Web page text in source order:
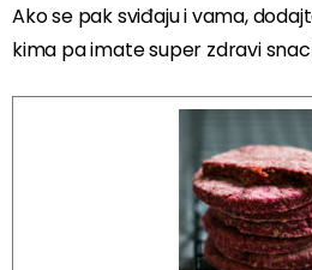
Ako se pak sviđaju i vama,
kima pa imate super zdravi